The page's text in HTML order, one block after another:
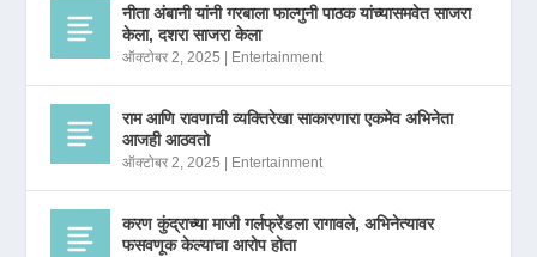
नीता अंबानी यांनी गरबाला फाल्गुनी पाठक यांच्यासमवेत साजरा
केला, दशरा साजरा केला
ऑक्टोबर 2, 2025 Entertainment
राम आणि रावणाची व्यक्तिरेखा साकारणारा एकमेव अभिनेता
आजही आठवतो
ऑक्टोबर 2, 2025 Entertainment
करण कुंद्राच्या माजी गर्लफ्रेंडला रागावले, अभिनेत्यावर
फसवणूक केल्याचा आरोप होता